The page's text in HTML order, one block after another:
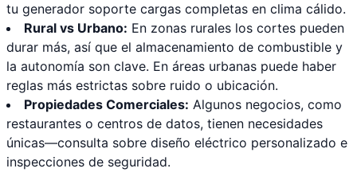
tu generador soporte cargas completas en clima cálido.
Rural vs Urbano: En zonas rurales los cortes pueden
durar más, así que el almacenamiento de combustible y
la autonomía son clave. En áreas urbanas puede haber
reglas más estrictas sobre ruido o ubicación.
Propiedades Comerciales: Algunos negocios, como
restaurantes o centros de datos, tienen necesidades
únicas—consulta sobre diseño eléctrico personalizado e
inspecciones de seguridad.